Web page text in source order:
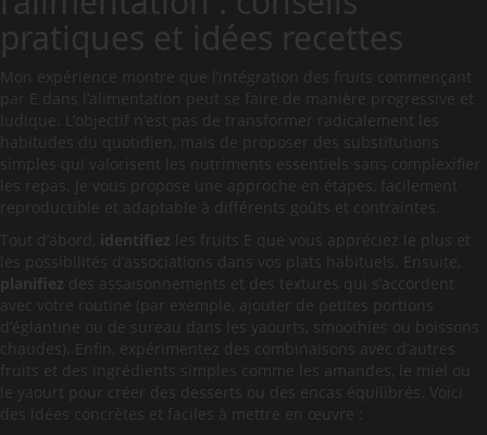
pratiques et idées recettes
Mon expérience montre que l’intégration des fruits commençant
par E dans l’alimentation peut se faire de manière progressive et
ludique. L’objectif n’est pas de transformer radicalement les
habitudes du quotidien, mais de proposer des substitutions
simples qui valorisent les nutriments essentiels sans complexifier
les repas. Je vous propose une approche en étapes, facilement
reproductible et adaptable à différents goûts et contraintes.
Tout d’abord, identifiez les fruits E que vous appréciez le plus et
les possibilités d’associations dans vos plats habituels. Ensuite,
planifiez des assaisonnements et des textures qui s’accordent
avec votre routine (par exemple, ajouter de petites portions
d’églantine ou de sureau dans les yaourts, smoothies ou boissons
chaudes). Enfin, expérimentez des combinaisons avec d’autres
fruits et des ingrédients simples comme les amandes, le miel ou
le yaourt pour créer des desserts ou des encas équilibrés. Voici
des idées concrètes et faciles à mettre en œuvre :